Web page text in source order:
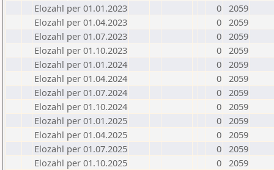
Elozahl per 01.01.2023
0 2059
Elozahl per 01.04.2023
0 2059
Elozahl per 01.07.2023
0 2059
Elozahl per 01.10.2023
0 2059
Elozahl per 01.01.2024
0 2059
Elozahl per 01.04.2024
0 2059
Elozahl per 01.07.2024
0 2059
Elozahl per 01.10.2024
0 2059
Elozahl per 01.01.2025
0 2059
Elozahl per 01.04.2025
0 2059
Elozahl per 01.07.2025
0 2059
Elozahl per 01.10.2025
0 2059